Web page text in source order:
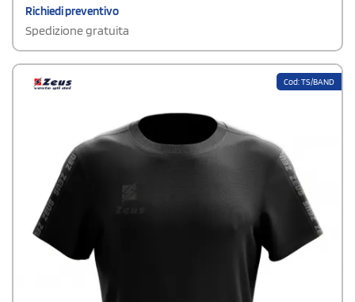
Richiedi preventivo
Spedizione gratuita
Cod: TS/BAND